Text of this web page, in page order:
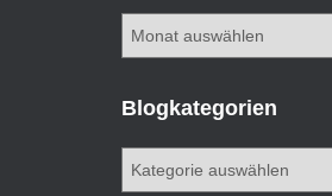
g
Blogkategorien